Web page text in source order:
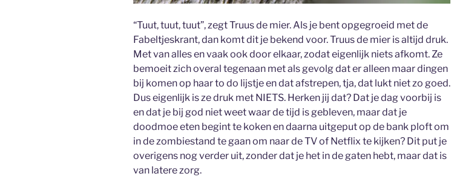
“Tuut, tuut, tuut”, zegt Truus de mier. Als je bent opgegroeid met de
Fabeltjeskrant, dan komt dit je bekend voor. Truus de mier is altijd druk.
Met van alles en vaak ook door elkaar, zodat eigenlijk niets afkomt. Ze
bemoeit zich overal tegenaan met als gevolg dat er alleen maar dingen
bij komen op haar to do lijstje en dat afstrepen, tja, dat lukt niet zo goed.
Dus eigenlijk is ze druk met NIETS. Herken jij dat? Dat je dag voorbij is
en dat je bij god niet weet waar de tijd is gebleven, maar dat je
doodmoe eten begint te koken en daarna uitgeput op de bank ploft om
in de zombiestand te gaan om naar de TV of Netflix te kijken? Dit put je
overigens nog verder uit, zonder dat je het in de gaten hebt, maar dat is
van latere zorg.